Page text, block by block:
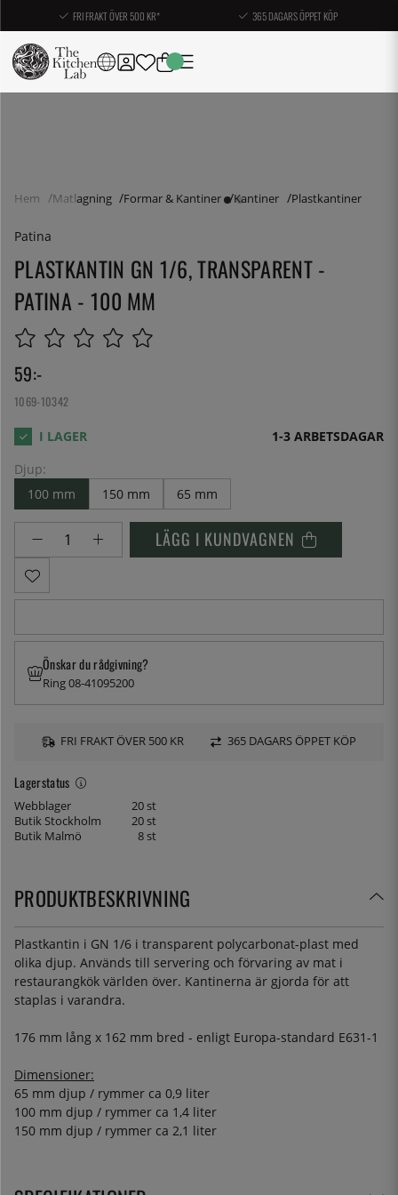
FRI FRAKT ÖVER 500 KR* 365 DAGARS ÖPPET KÖP
Hem Matlagning Formar & Kantiner Kantiner Plastkantiner
Patina
PLASTKANTIN GN 1/6, TRANSPARENT -
PATINA - 100 MM
59:-
1069-10342
1-3 ARBETSDAGAR
Djup:
100 mm
150 mm 65 mm
LÄGG I KUNDVAGNEN
Lagerstatus
Webblager
20 st
Butik Stockholm
20 st
Butik Malmö
8 st
Önskar du rådgivning?
Ring 08-41095200
FRI FRAKT ÖVER 500 KR 365 DAGARS ÖPPET KÖP
PRODUKTBESKRIVNING
Plastkantin i GN 1/6 i transparent polycarbonat-plast med
olika djup. Används till servering och förvaring av mat i
restaurangkök världen över. Kantinerna är gjorda för att
staplas i varandra.
176 mm lång x 162 mm bred - enligt Europa-standard E631-1
Dimensioner:
65 mm djup / rymmer ca 0,9 liter
100 mm djup / rymmer ca 1,4 liter
150 mm djup / rymmer ca 2,1 liter